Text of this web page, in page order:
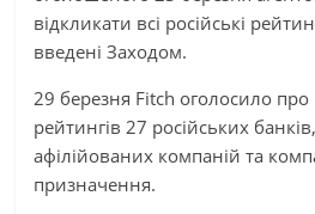
відкликати всі російські
введені Заходом.
29 березня Fitch оголосило про
рейтингів 27 російських
афілійованих компаній та
призначення.